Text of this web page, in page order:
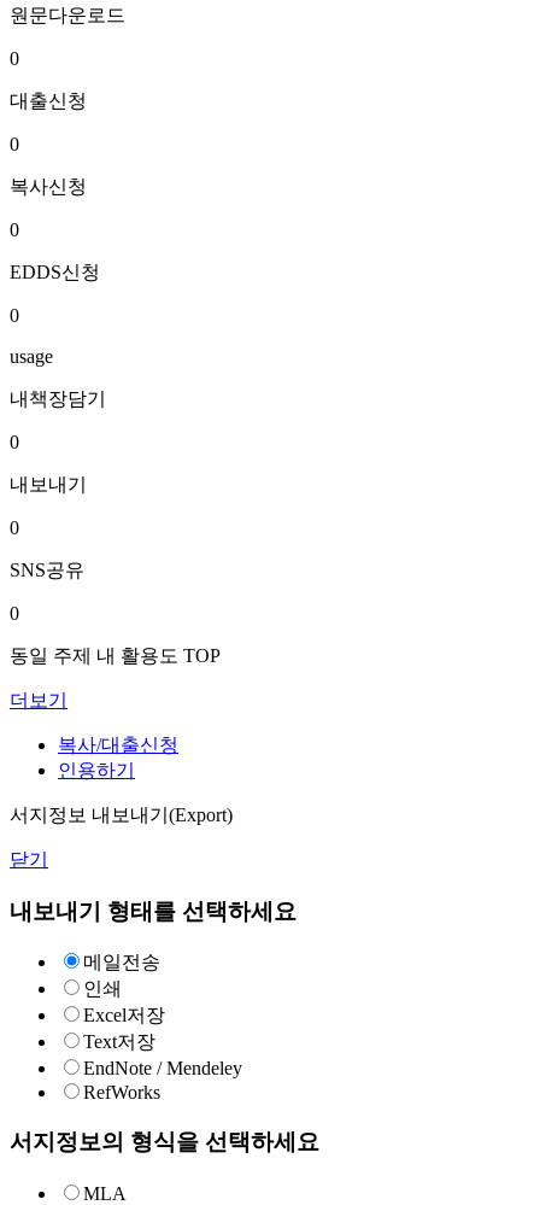
원문다운로드
0
대출신청
0
복사신청
0
EDDS신청
0
usage
내책장담기
0
내보내기
0
SNS공유
0
동일 주제 내 활용도 TOP
더보기
복사/대출신청
인용하기
서지정보 내보내기(Export)
닫기
내보내기 형태를 선택하세요
메일전송
인쇄
Excel저장
Text저장
EndNote / Mendeley
RefWorks
서지정보의 형식을 선택하세요
MLA